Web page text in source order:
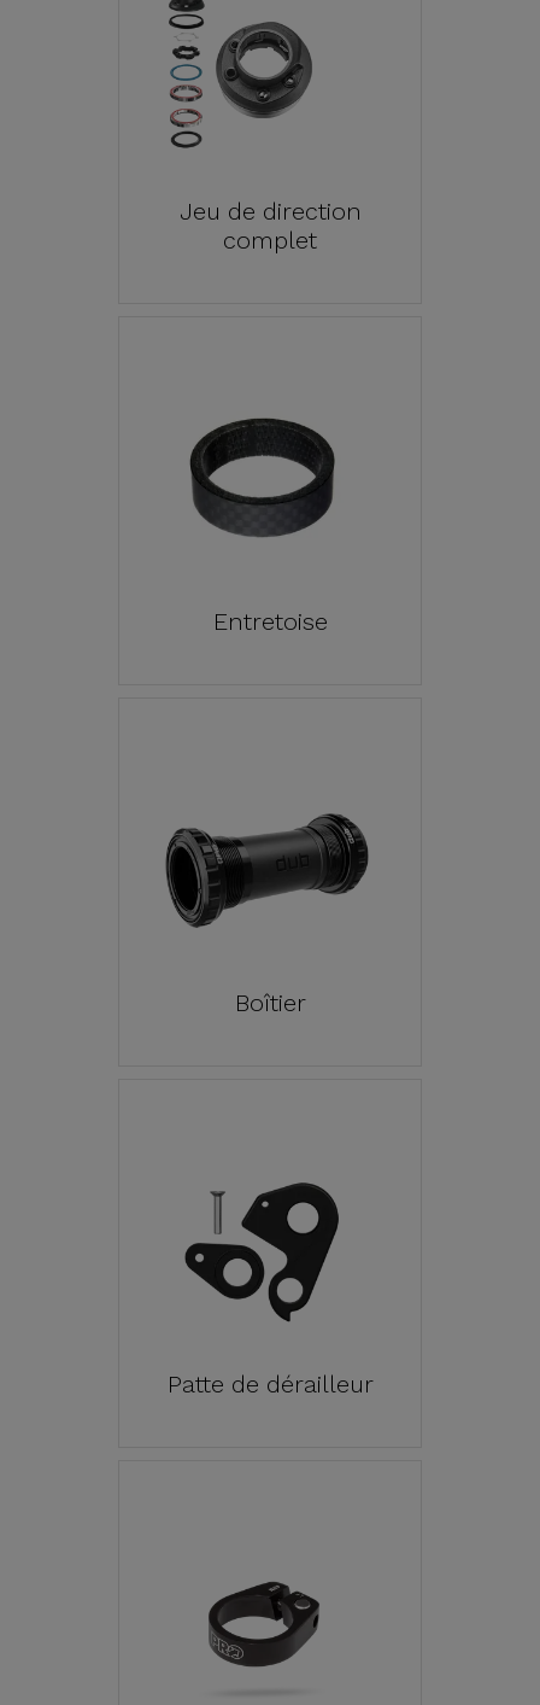
Jeu de direction
complet
Entretoise
Boîtier
Patte de dérailleur